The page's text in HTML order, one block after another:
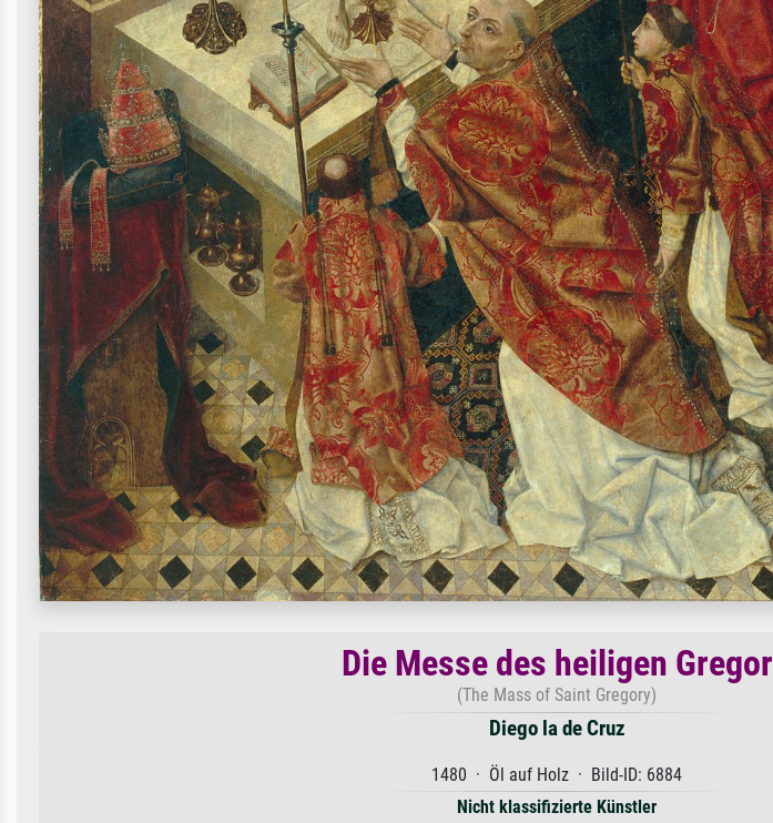
Die Messe des heiligen Gregor
(The Mass of Saint Gregory)
Diego la de Cruz
1480 · Öl auf Holz · Bild-ID: 6884
Nicht klassifizierte Künstler